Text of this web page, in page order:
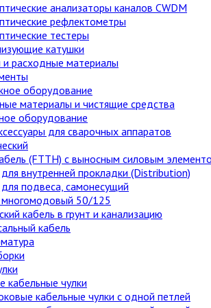
анализаторы каналов CWDM
рефлектометры
тестеры
катушки
расходные материалы
оборудование
материалы и чистящие средства
оборудование
для сварочных аппаратов
(FTTH) с выносным силовым
внутренней прокладки (Distribution)
подвеса, самонесущий
многомодовый 50/125
кабель в грунт и канализацию
кабель
кабельные чулки
кабельные чулки с одной петлей